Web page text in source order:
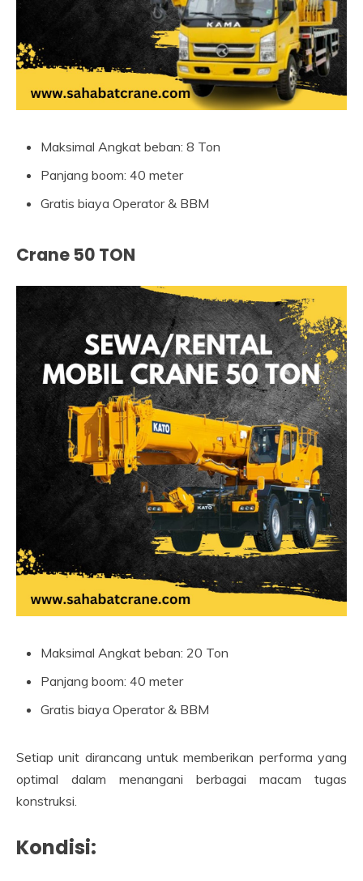
Maksimal Angkat beban: 8 Ton
Panjang boom: 40 meter
Gratis biaya Operator & BBM
Crane 50 TON
Maksimal Angkat beban: 20 Ton
Panjang boom: 40 meter
Gratis biaya Operator & BBM
Setiap unit dirancang untuk memberikan performa yang
optimal dalam menangani berbagai macam tugas
konstruksi.
Kondisi: